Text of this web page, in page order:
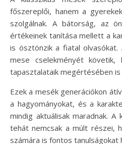
főszereplői, hanem a
szolgálnak. A bátorság, az
értékeinek tanítása mellett a
is ösztönzik a fiatal olvasókat.
mese cselekményét
tapasztalataik megértésében
Ezek a mesék generációkon
a hagyományokat, és a
mindig aktuálisak maradnak. A
tehát nemcsak a múlt részei,
számára is fontos tanulságokat